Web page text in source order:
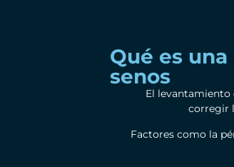
Qué es
senos
El levantamiento
corregir
Factores como la